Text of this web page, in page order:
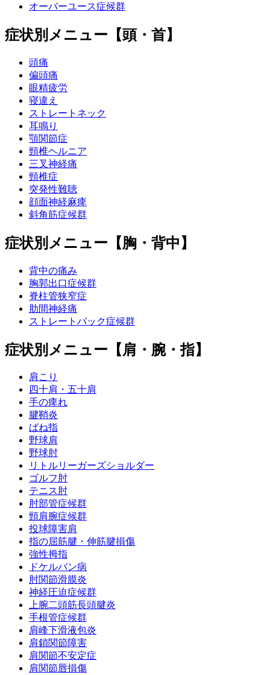
オーバーユース症候群
症状別メニュー【頭・首】
頭痛
偏頭痛
眼精疲労
寝違え
ストレートネック
耳鳴り
顎関節症
頸椎ヘルニア
三叉神経痛
頸椎症
突発性難聴
顔面神経麻痺
斜角筋症候群
症状別メニュー【胸・背中】
背中の痛み
胸郭出口症候群
脊柱管狭窄症
肋間神経痛
ストレートバック症候群
症状別メニュー【肩・腕・指】
肩こり
四十肩・五十肩
手の痺れ
腱鞘炎
ばね指
野球肩
野球肘
リトルリーガーズショルダー
ゴルフ肘
テニス肘
肘部管症候群
頸肩腕症候群
投球障害肩
指の屈筋腱・伸筋腱損傷
強性拇指
ドケルバン病
肘関節滑膜炎
神経圧迫症候群
上腕二頭筋長頭腱炎
手根管症候群
肩峰下滑液包炎
肩鎖関節障害
肩関節不安定症
肩関節唇損傷